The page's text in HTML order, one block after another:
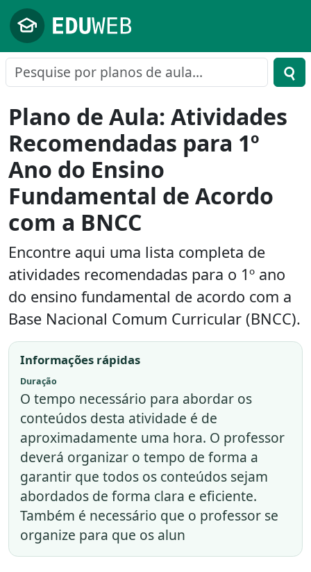
Pular para o conteúdo principal
Plano de Aula: Atividades
Recomendadas para 1º
Ano do Ensino
Fundamental de Acordo
com a BNCC
Encontre aqui uma lista completa de
atividades recomendadas para o 1º ano
do ensino fundamental de acordo com a
Base Nacional Comum Curricular (BNCC).
Informações rápidas
Duração
O tempo necessário para abordar os
conteúdos desta atividade é de
aproximadamente uma hora. O professor
deverá organizar o tempo de forma a
garantir que todos os conteúdos sejam
abordados de forma clara e eficiente.
Também é necessário que o professor se
organize para que os alun